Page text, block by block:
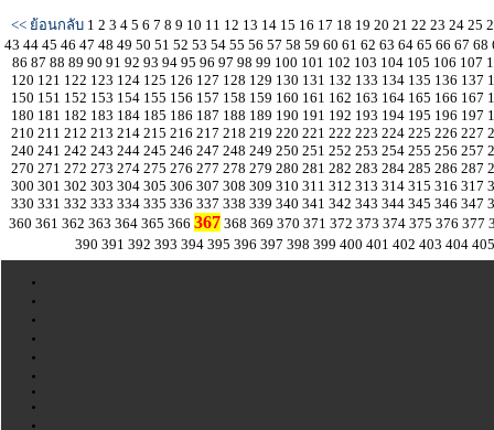
<< ย้อนกลับ 1 2 3 4 5 6 7 8 9 10 11 12 13 14 15 16 17 18 19 20 21 22 23 24 25
43 44 45 46 47 48 49 50 51 52 53 54 55 56 57 58 59 60 61 62 63 64 65 66 67 68
86 87 88 89 90 91 92 93 94 95 96 97 98 99 100 101 102 103 104 105 106 107
120 121 122 123 124 125 126 127 128 129 130 131 132 133 134 135 136 137
150 151 152 153 154 155 156 157 158 159 160 161 162 163 164 165 166 167
180 181 182 183 184 185 186 187 188 189 190 191 192 193 194 195 196 197
210 211 212 213 214 215 216 217 218 219 220 221 222 223 224 225 226 227
240 241 242 243 244 245 246 247 248 249 250 251 252 253 254 255 256 257
270 271 272 273 274 275 276 277 278 279 280 281 282 283 284 285 286 287
300 301 302 303 304 305 306 307 308 309 310 311 312 313 314 315 316 317
330 331 332 333 334 335 336 337 338 339 340 341 342 343 344 345 346 347
360 361 362 363 364 365 366 367 368 369 370 371 372 373 374 375 376 377
390 391 392 393 394 395 396 397 398 399 400 401 402 403 404